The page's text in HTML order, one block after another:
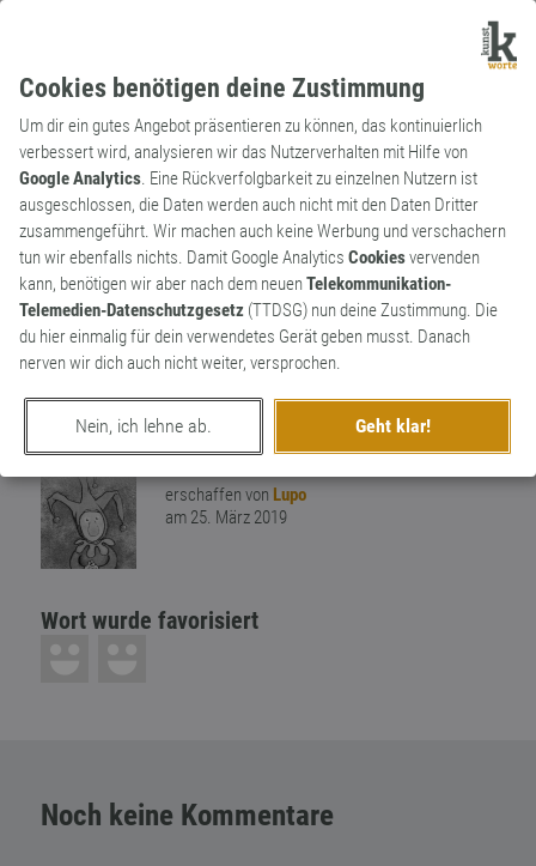
Cookies benötigen deine Zustimmung
Um dir ein gutes Angebot präsentieren zu können, das kontinuierlich
verbessert wird, analysieren wir das Nutzerverhalten mit Hilfe von
Google Analytics. Eine Rückverfolgbarkeit zu einzelnen Nutzern ist
ausgeschlossen, die Daten werden auch nicht mit den Daten Dritter
zusammengeführt. Wir machen auch keine Werbung und verschachern
tun wir ebenfalls nichts. Damit Google Analytics Cookiesvervenden
kann, benötigen wir aber nach dem neuenTelekommunikation-
Telemedien-Datenschutzgesetz (TTDSG) nun deine Zustimmung. Die
du hier einmalig für dein verwendetes Gerät geben musst. Danach
nerven wir dich auch nicht weiter, versprochen.
Nein, ich lehne ab. Geht klar!
Archaismus
Substantiv
Scharlatan
Aufschneider,Schwindler-ein Mensch der
Sachwissen oder Fähigkeiten vorteuscht
und damit andere betrügt. Das Wort soll
ist seit dem Mittelalter bekannt
erschaffen von Lupo
am 25. März 2019
Wort wurde favorisiert
Noch keine Kommentare